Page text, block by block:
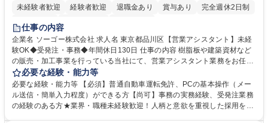
未経験者歓迎
経験者歓迎 退職金あり 賞与あり
完全週休2日制
交通費支給
仕事の内容
企業名 ソーゴー株式会社 求人名 東京都品川区【営業アシスタント】未経
験OK◆受発注・事務◆年間休日130日 仕事の内容 樹脂板や建築資材など
の販売・加工事業を行っている当社にて、営業アシスタント業務をお任せ
いたします。注文対応やWebデータの出力、各所への発注・加工依頼のほ
か、電話・メール対応等の事務業務を担当します。 ■受注・発注業務：FA
Xによる注文対応、Web発注データのプリントアウト、各仕入先・協力会
社への発注および加工依頼等 ■納品書・請求書の作成および発送手配 ■商
必要な経験・能力等
必要な経験・能力等 【必須】普通自動車運転免許、PCの基本操作（メー
ル送信・簡単入力程度）ができる方【尚可】事務の実務経験、受発注業務
の経験のある方★業界・職種未経験歓迎！人柄と意欲を重視した採用を行